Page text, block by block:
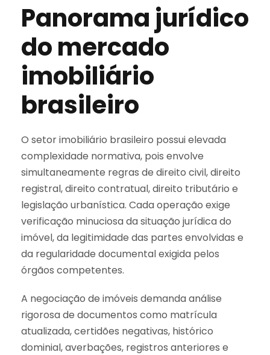
Panorama jurídico
do mercado
imobiliário
brasileiro
O setor imobiliário brasileiro possui elevada
complexidade normativa, pois envolve
simultaneamente regras de direito civil, direito
registral, direito contratual, direito tributário e
legislação urbanística. Cada operação exige
verificação minuciosa da situação jurídica do
imóvel, da legitimidade das partes envolvidas e
da regularidade documental exigida pelos
órgãos competentes.
A negociação de imóveis demanda análise
rigorosa de documentos como matrícula
atualizada, certidões negativas, histórico
dominial, averbações, registros anteriores e